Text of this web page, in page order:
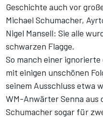
Geschichte auch vor
Michael Schumacher,
Nigel Mansell: Sie alle
schwarzen Flagge.
So manch einer
mit einigen unschönen
seinem Ausschluss etwa
WM-Anwärter Senna aus
Schumacher sogar für